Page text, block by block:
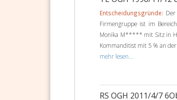
Entscheidungsgründe:
Firmengruppe ist im
Monika M***** mit Sitz in
Kommanditist mit 5 % an der
mehr lesen...
RS OGH 2011/4/7